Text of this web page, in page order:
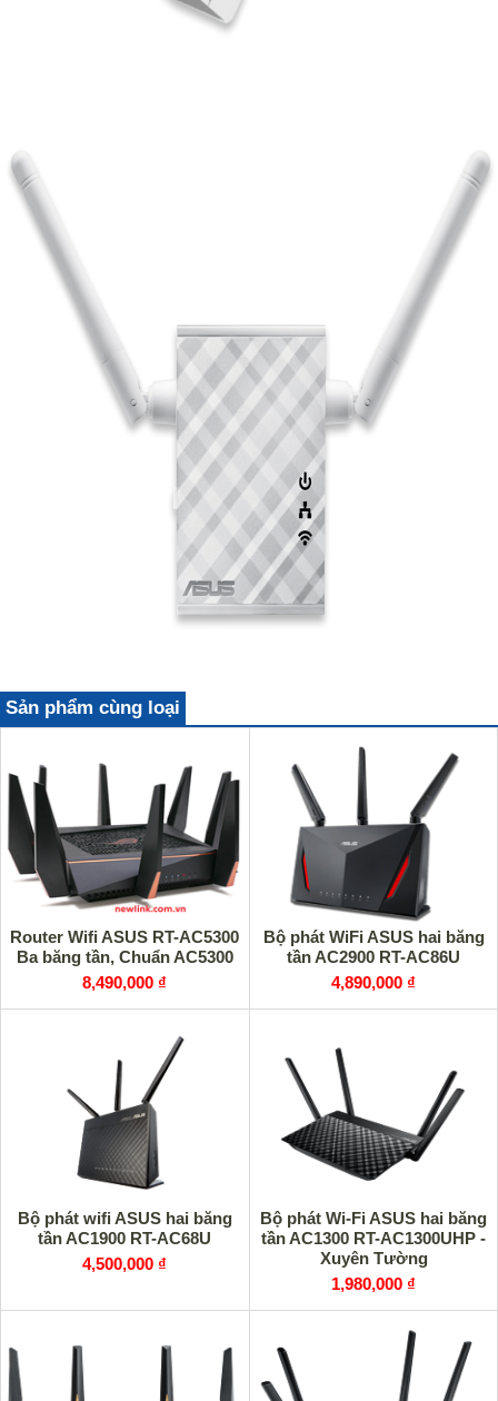
Sản phẩm cùng loại
Router Wifi ASUS RT-AC5300
Ba băng tần, Chuẩn AC5300
8,490,000 ₫
Bộ phát WiFi ASUS hai băng
tần AC2900 RT-AC86U
4,890,000 ₫
Bộ phát wifi ASUS hai băng
tần AC1900 RT-AC68U
4,500,000 ₫
Bộ phát Wi-Fi ASUS hai băng
tần AC1300 RT-AC1300UHP -
Xuyên Tường
1,980,000 ₫